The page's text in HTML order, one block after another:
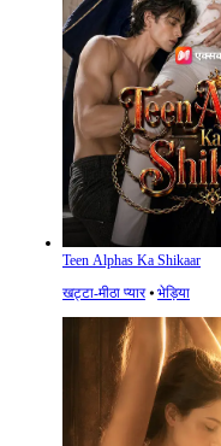
Teen Alphas Ka Shikaar
खट्टा-मीठा प्यार⦁ भेड़िया